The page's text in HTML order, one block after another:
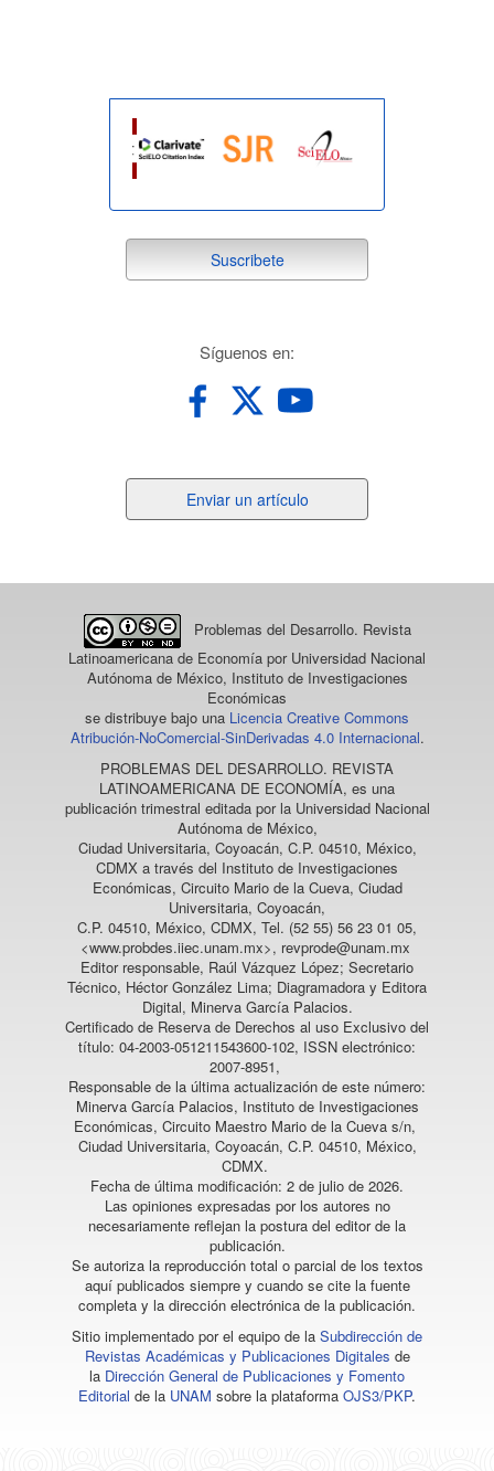
suscribete
Suscribete
Síguenos en:
un
Enviar un artículo
Problemas del Desarrollo. Revista
Latinoamericana de Economía por Universidad Nacional
Autónoma de México, Instituto de Investigaciones
Económicas
se distribuye bajo una Licencia Creative Commons
Atribución-NoComercial-SinDerivadas 4.0 Internacional.
PROBLEMAS DEL DESARROLLO. REVISTA
LATINOAMERICANA DE ECONOMÍA, es una
publicación trimestral editada por la Universidad Nacional
Autónoma de México,
Ciudad Universitaria, Coyoacán, C.P. 04510, México,
CDMX a través del Instituto de Investigaciones
Económicas, Circuito Mario de la Cueva, Ciudad
Universitaria, Coyoacán,
C.P. 04510, México, CDMX, Tel. (52 55) 56 23 01 05,
<www.probdes.iiec.unam.mx>, revprode@unam.mx
Editor responsable, Raúl Vázquez López; Secretario
Técnico, Héctor González Lima; Diagramadora y Editora
Digital, Minerva García Palacios.
Certificado de Reserva de Derechos al uso Exclusivo del
título: 04-2003-051211543600-102, ISSN electrónico:
2007-8951,
Responsable de la última actualización de este número:
Minerva García Palacios, Instituto de Investigaciones
Económicas, Circuito Maestro Mario de la Cueva s/n,
Ciudad Universitaria, Coyoacán, C.P. 04510, México,
CDMX.
Fecha de última modificación: 2 de julio de 2026.
Las opiniones expresadas por los autores no
necesariamente reflejan la postura del editor de la
publicación.
Se autoriza la reproducción total o parcial de los textos
aquí publicados siempre y cuando se cite la fuente
completa y la dirección electrónica de la publicación.
Sitio implementado por el equipo de la Subdirección de
Revistas Académicas y Publicaciones Digitales de
la Dirección General de Publicaciones y Fomento
Editorial de la UNAM sobre la plataforma OJS3/PKP.